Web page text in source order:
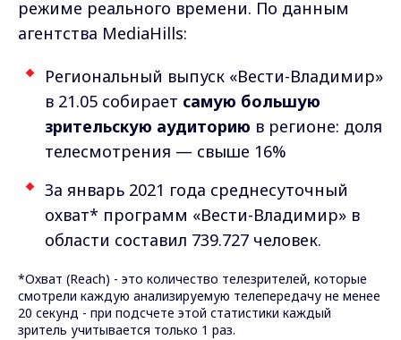
режиме реального времени. По данным
агентства MediaHills:
Региональный выпуск «Вести-Владимир»
в 21.05 собирает самую большую
зрительскую аудиторию в регионе: доля
телесмотрения — свыше 16%
За январь 2021 года среднесуточный
охват* программ «Вести-Владимир» в
области составил 739.727 человек.
*Охват (Reach) - это количество телезрителей, которые
смотрели каждую анализируемую телепередачу не менее
20 секунд - при подсчете этой статистики каждый
зритель учитывается только 1 раз.